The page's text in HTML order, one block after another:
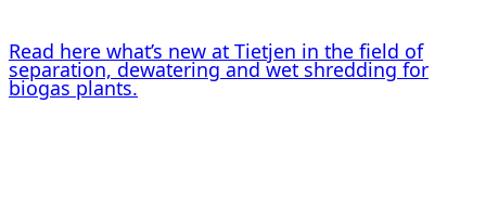
Read here what’s new at Tietjen in the field of
separation, dewatering and wet shredding for
biogas plants.